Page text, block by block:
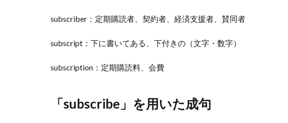
subscriber：定期購読者、契約者、経済支援者、賛同者
subscript：下に書いてある、下付きの（文字・数字）
subscription：定期購読料、会費
「subscribe」を用いた成句